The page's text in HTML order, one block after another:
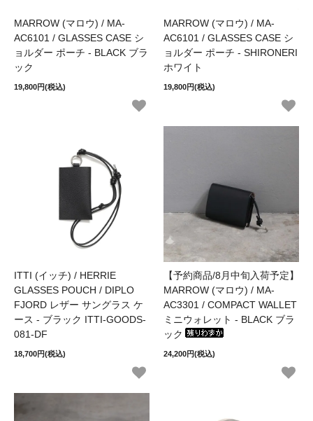
MARROW (マロウ) / MA-
AC6101 / GLASSES CASE シ
ョルダー ポーチ - BLACK ブラ
ック
19,800円(税込)
MARROW (マロウ) / MA-
AC6101 / GLASSES CASE シ
ョルダー ポーチ - SHIRONERI
ホワイト
19,800円(税込)
ITTI (イッチ) / HERRIE
GLASSES POUCH / DIPLO
FJORD レザー サングラス ケ
ース - ブラック ITTI-GOODS-
081-DF
18,700円(税込)
【予約商品/8月中旬入荷予定】
MARROW (マロウ) / MA-
AC3301 / COMPACT WALLET
ミニウォレット - BLACK ブラ
ック
24,200円(税込)